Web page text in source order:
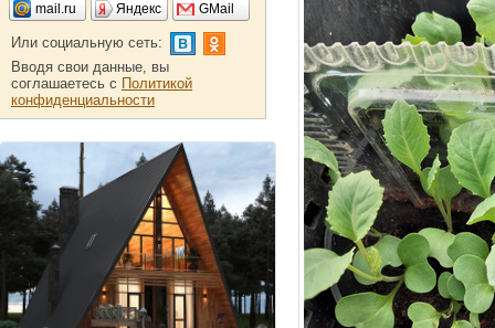
mail.ru Яндекс GMail
Или социальную сеть:
Вводя свои данные, вы
соглашаетесь с Политикой
конфиденциальности